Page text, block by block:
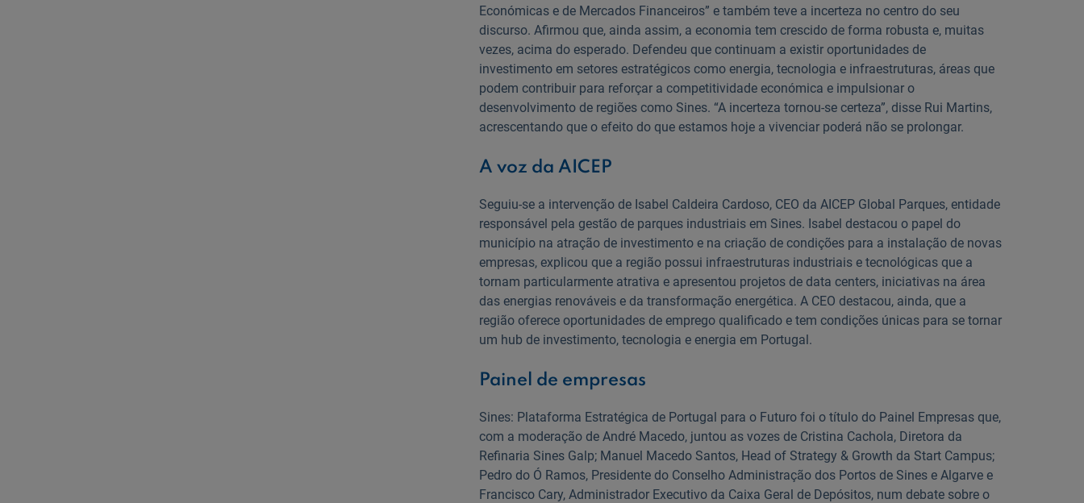
Económicas e de Mercados Financeiros” e também teve a incerteza no centro do seu
discurso. Afirmou que, ainda assim, a economia tem crescido de forma robusta e, muitas
vezes, acima do esperado. Defendeu que continuam a existir oportunidades de
investimento em setores estratégicos como energia, tecnologia e infraestruturas, áreas que
podem contribuir para reforçar a competitividade económica e impulsionar o
desenvolvimento de regiões como Sines. “A incerteza tornou-se certeza”, disse Rui Martins,
acrescentando que o efeito do que estamos hoje a vivenciar poderá não se prolongar.
A voz da AICEP
Seguiu-se a intervenção de Isabel Caldeira Cardoso, CEO da AICEP Global Parques, entidade
responsável pela gestão de parques industriais em Sines. Isabel destacou o papel do
município na atração de investimento e na criação de condições para a instalação de novas
empresas, explicou que a região possui infraestruturas industriais e tecnológicas que a
tornam particularmente atrativa e apresentou projetos de data centers, iniciativas na área
das energias renováveis e da transformação energética. A CEO destacou, ainda, que a
região oferece oportunidades de emprego qualificado e tem condições únicas para se tornar
um hub de investimento, tecnologia e energia em Portugal.
Painel de empresas
Sines: Plataforma Estratégica de Portugal para o Futuro foi o título do Painel Empresas que,
com a moderação de André Macedo, juntou as vozes de Cristina Cachola, Diretora da
Refinaria Sines Galp; Manuel Macedo Santos, Head of Strategy & Growth da Start Campus;
Pedro do Ó Ramos, Presidente do Conselho Administração dos Portos de Sines e Algarve e
Francisco Cary, Administrador Executivo da Caixa Geral de Depósitos, num debate sobre o